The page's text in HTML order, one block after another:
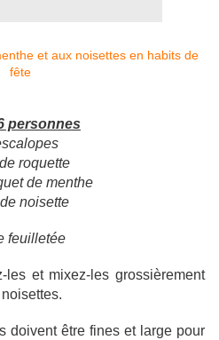
personnes
roquette
de menthe
noisette
feuilletée
les et mixez-les grossièrement
doivent être fines et large pour